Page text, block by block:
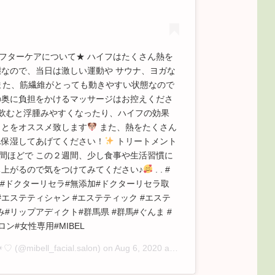
ターケアについて★ ハイフはたくさん熱を
ので、当日は激しい運動や サウナ、ヨガな
た、筋繊維がとっても動きやすい状態なので
に負担をかけるマッサージはお控えくださ
むと浮腫みやすくなったり、ハイフの効果
をオススメ致します
また、熱をたくさん
湿してあげてください！
トリートメント
ほどで この２週間、少し食事や生活習慣に
がるので気をつけてみてください♪
. . #
クターリセラ#無添加#ドクターリセラ取
ステティシャン #エステティック #エステ
リップアディクト#群馬県 #群馬#ぐんま #
ン#女性専用#MIBEL
(@mibell_facial.salon) on Aug 6, 2020 at 1:31am PDT